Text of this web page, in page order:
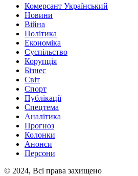
Комерсант Український
Новини
Війна
Політика
Економіка
Суспільство
Корупція
Бізнес
Світ
Спорт
Публікації
Спецтема
Аналітика
Прогноз
Колонки
Анонси
Персони
© 2024, Всі права захищено